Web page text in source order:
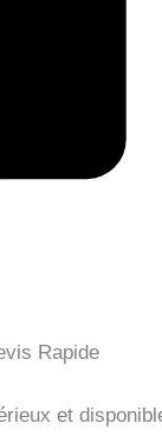
Rapide
et